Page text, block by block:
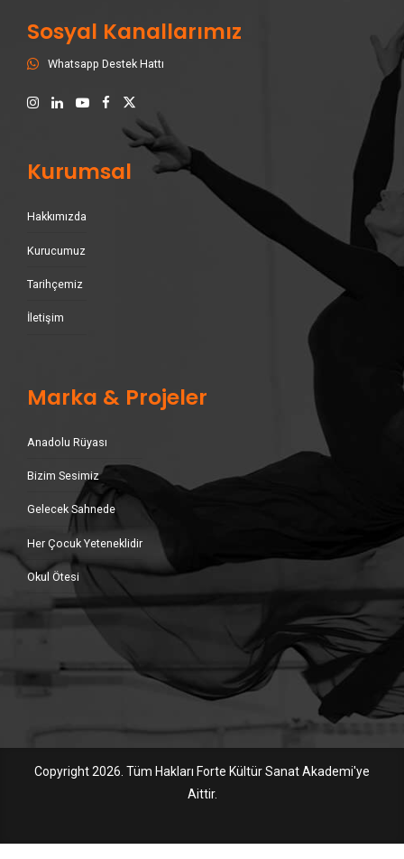
Sosyal Kanallarımız
Whatsapp Destek Hattı
Kurumsal
Hakkımızda
Kurucumuz
Tarihçemiz
İletişim
Marka & Projeler
Anadolu Rüyası
Bizim Sesimiz
Gelecek Sahnede
Her Çocuk Yeteneklidir
Okul Ötesi
Copyright 2026. Tüm Hakları Forte Kültür Sanat Akademi'ye
Aittir.